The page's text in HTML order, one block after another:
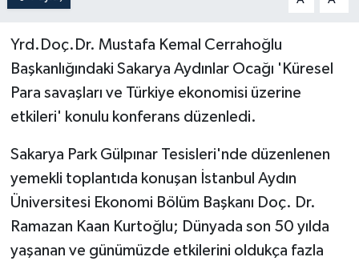
Yrd.Doç.Dr. Mustafa Kemal Cerrahoğlu
Başkanlığındaki Sakarya Aydınlar Ocağı 'Küresel
Para savaşları ve Türkiye ekonomisi üzerine
etkileri' konulu konferans düzenledi.
Sakarya Park Gülpınar Tesisleri'nde düzenlenen
yemekli toplantıda konuşan İstanbul Aydın
Üniversitesi Ekonomi Bölüm Başkanı Doç. Dr.
Ramazan Kaan Kurtoğlu; Dünyada son 50 yılda
yaşanan ve günümüzde etkilerini oldukça fazla